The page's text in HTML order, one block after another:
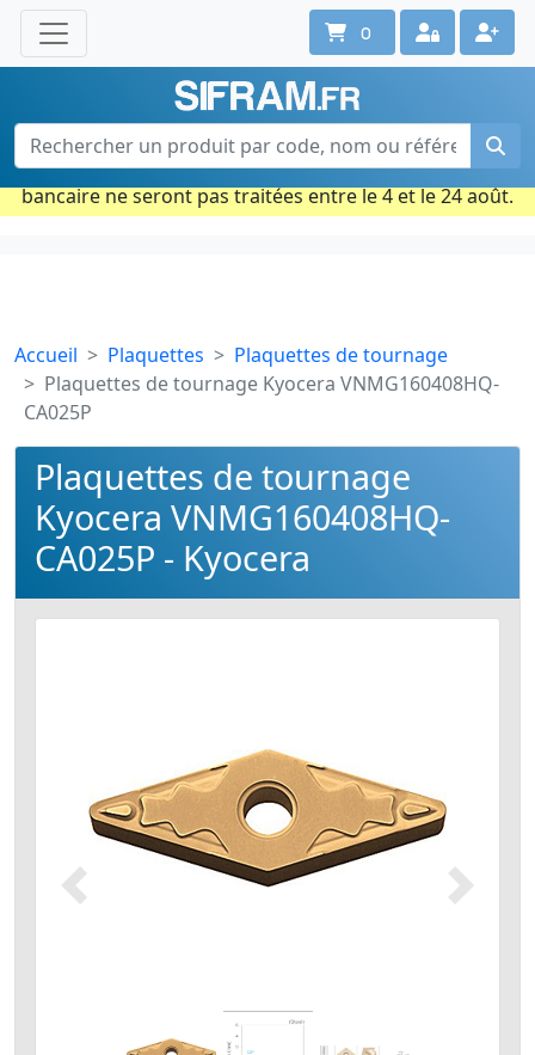
Une question ? Un conseil ?
Contactez-nous au 02 40 92 17 71
Ouvert du lun. au vend. de 08h à 18h
Période estivale : Les commandes prises par carte
bancaire ne seront pas traitées entre le 4 et le 24 août.
0
Accueil Plaquettes
Plaquettes de tournage
Plaquettes de tournage Kyocera VNMG160408HQ-
CA025P
Plaquettes de tournage
Kyocera VNMG160408HQ-
CA025P - Kyocera
Précédent Suivant